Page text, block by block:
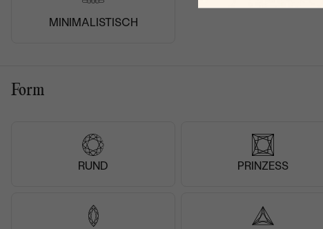
MINIMALISTISCH
Form
RUND PRINZESS